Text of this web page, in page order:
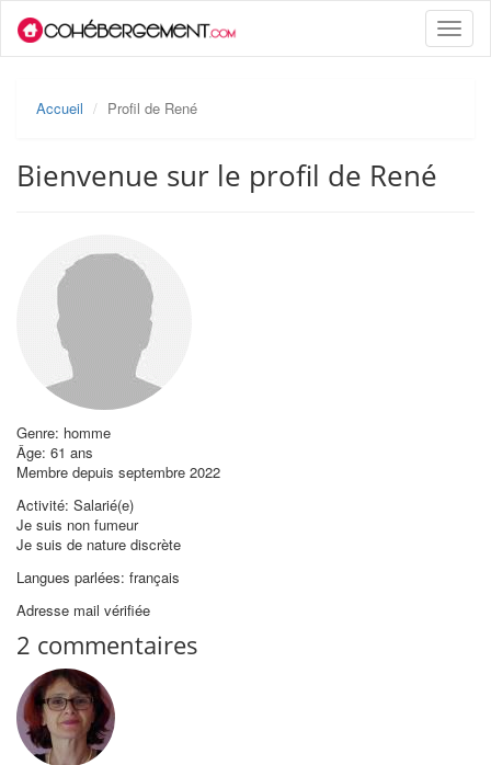
Toggle
Accueil Profil de René
Bienvenue sur le profil de René
Genre: homme
Âge: 61 ans
Membre depuis septembre 2022
Activité: Salarié(e)
Je suis non fumeur
Je suis de nature discrète
Langues parlées: français
Adresse mail vérifiée
2 commentaires